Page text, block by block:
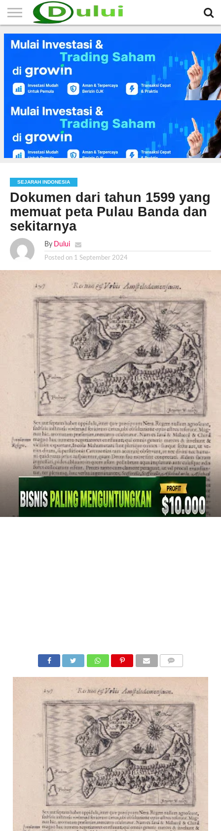
HOME
TERBARU
BERITA
SEJARAH
KOMUNITAS
IKLAN
GRATIS
RELIGI
LAINNYA
MITRA
SEJARAH INDONESIA
Dokumen dari tahun 1599 yang
memuat peta Pulau Banda dan
sekitarnya
By Dului
Posted on 1 September 2024